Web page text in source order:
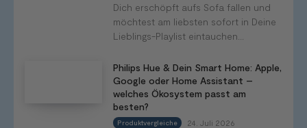
Dich erschöpft aufs Sofa fallen und
möchtest am liebsten sofort in Deine
Lieblings-Playlist eintauchen...
Philips Hue & Dein Smart Home: Apple,
Google oder Home Assistant –
welches Ökosystem passt am
besten?
Produktvergleiche 24. Juli 2026